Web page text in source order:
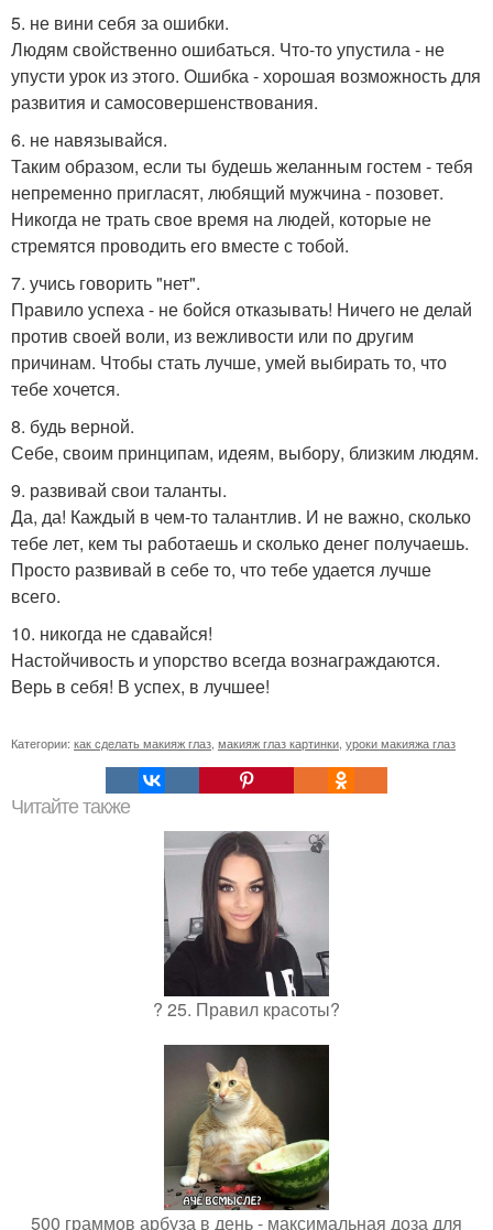
5. не вини себя за ошибки.
Людям свойственно ошибаться. Что-то упустила - не
упусти урок из этого. Ошибка - хорошая возможность для
развития и самосовершенствования.
6. не навязывайся.
Таким образом, если ты будешь желанным гостем - тебя
непременно пригласят, любящий мужчина - позовет.
Никогда не трать свое время на людей, которые не
стремятся проводить его вместе с тобой.
7. учись говорить "нет".
Правило успеха - не бойся отказывать! Ничего не делай
против своей воли, из вежливости или по другим
причинам. Чтобы стать лучше, умей выбирать то, что
тебе хочется.
8. будь верной.
Себе, своим принципам, идеям, выбору, близким людям.
9. развивай свои таланты.
Да, да! Каждый в чем-то талантлив. И не важно, сколько
тебе лет, кем ты работаешь и сколько денег получаешь.
Просто развивай в себе то, что тебе удается лучше
всего.
10. никогда не сдавайся!
Настойчивость и упорство всегда вознаграждаются.
Верь в себя! В успех, в лучшее!
Категории: как сделать макияж глаз макияж глаз картинки уроки макияжа глаз
Читайте также
? 25. Правил красоты?
500 граммов арбуза в день - максимальная доза для